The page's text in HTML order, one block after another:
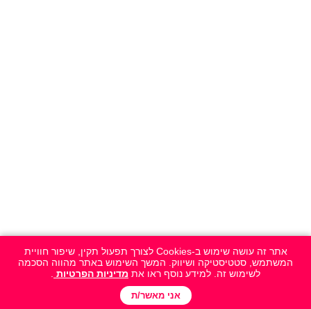
אתר זה עושה שימוש ב-Cookies לצורך תפעול תקין, שיפור חוויית
המשתמש, סטטיסטיקה ושיווק. המשך השימוש באתר מהווה הסכמה
לשימוש זה. למידע נוסף ראו את מדיניות הפרטיות
אני מאשר/ת